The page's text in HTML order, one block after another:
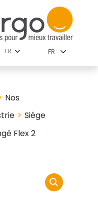
FR
Nos
>Siège
Flex 2